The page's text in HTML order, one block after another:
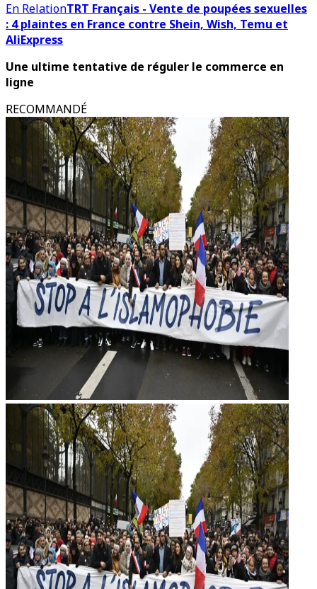
En RelationTRT Français - Vente de poupées sexuelles
: 4 plaintes en France contre Shein, Wish, Temu et
AliExpress
Une ultime tentative de réguler le commerce en
ligne
RECOMMANDÉ